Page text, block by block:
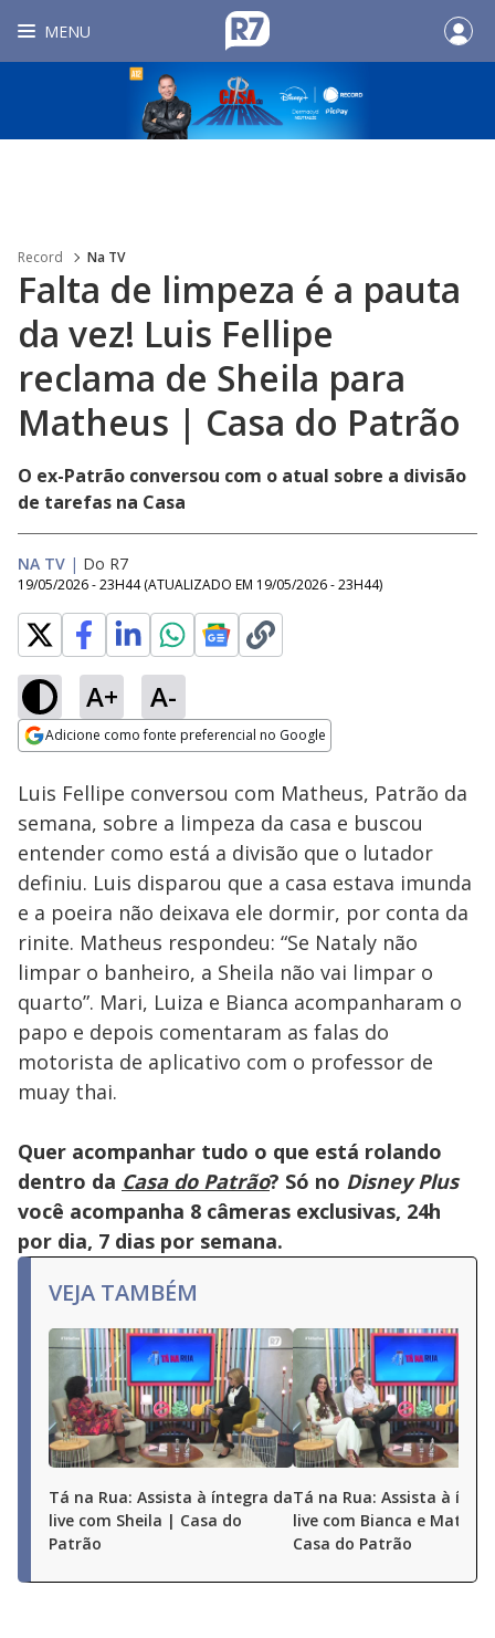
MENU
Record Na TV
Falta de limpeza é a pauta
da vez! Luis Fellipe
reclama de Sheila para
Matheus | Casa do Patrão
O ex-Patrão conversou com o atual sobre a divisão
de tarefas na Casa
NA TV | Do R7
19/05/2026 - 23H44 (ATUALIZADO EM 19/05/2026 - 23H44)
A+ A-
Adicione como fonte preferencial no Google
Ativar
Loaded :
14.69%
Luis Fellipe conversou com Matheus, Patrão da
semana, sobre a limpeza da casa e buscou
entender como está a divisão que o lutador
definiu. Luis disparou que a casa estava imunda
e a poeira não deixava ele dormir, por conta da
rinite. Matheus respondeu: “Se Nataly não
limpar o banheiro, a Sheila não vai limpar o
quarto”. Mari, Luiza e Bianca acompanharam o
papo e depois comentaram as falas do
motorista de aplicativo com o professor de
muay thai.
Quer acompanhar tudo o que está rolando
dentro da Casa do Patrão? Só no Disney Plus
você acompanha 8 câmeras exclusivas, 24h
por dia, 7 dias por semana.
VEJA TAMBÉM
Tá na Rua: Assista à íntegra da
live com Sheila | Casa do
Patrão
Tá na Rua: Assista à
live com Bianca e
Casa do Patrão